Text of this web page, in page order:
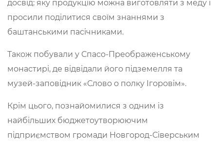
досвід: яку продукцію можна виготовляти з меду і
просили поділитися своїм знаннями з
баштанськими пасічниками.
Також побували у Спасо-Преображенському
монастирі, де відвідали його підземелля та
музей-заповідник «Слово о полку Ігоровім».
Крім цього, познайомилися з одним із
найбільших бюджетоутворюючим
підприємством громади Новгород-Сіверським